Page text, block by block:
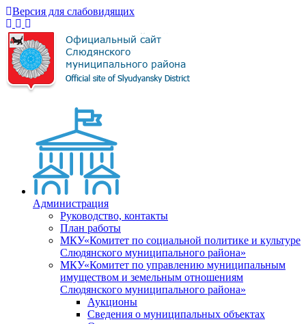
Версия для слабовидящих
Администрация
Руководство, контакты
План работы
МКУ«Комитет по социальной политике и культуре
Слюдянского муниципального района»
МКУ«Комитет по управлению муниципальным
имуществом и земельным отношениям
Слюдянского муниципального района»
Аукционы
Сведения о муниципальных объектах